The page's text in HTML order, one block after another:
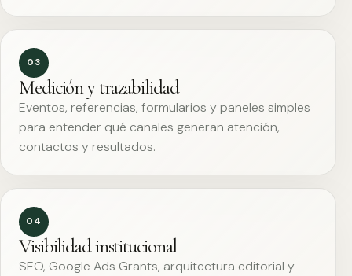
03
Medición y trazabilidad
Eventos, referencias, formularios y paneles simples
para entender qué canales generan atención,
contactos y resultados.
04
Visibilidad institucional
SEO, Google Ads Grants, arquitectura editorial y